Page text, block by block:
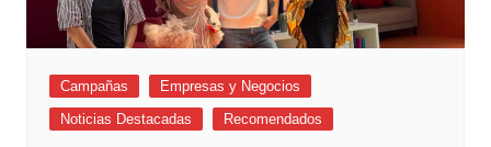
Campañas
Empresas y Negocios
Noticias Destacadas
Recomendados